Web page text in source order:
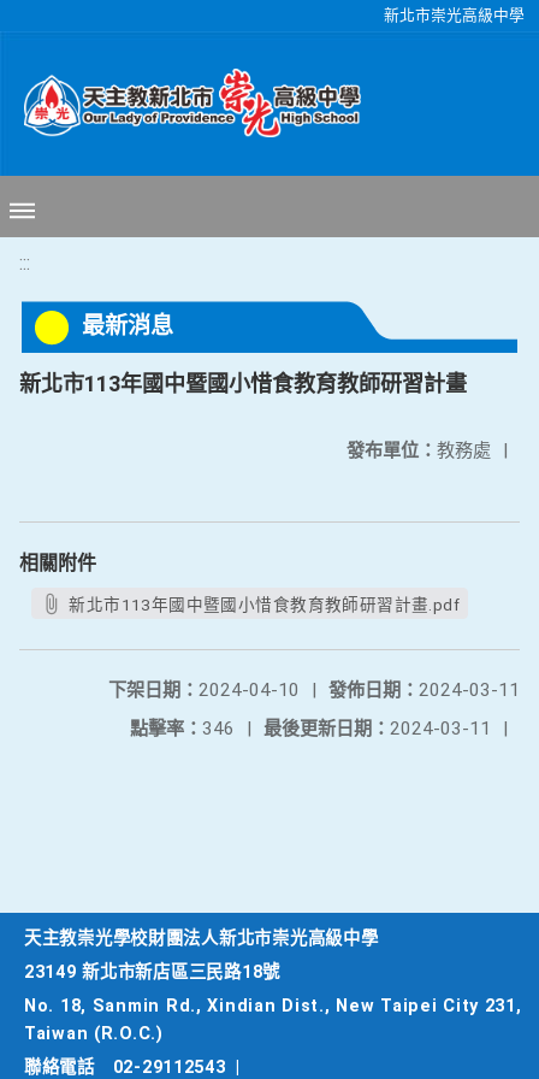
新北市崇光高級中學
:::
最新消息
新北市113年國中暨國小惜食教育教師研習計畫
發布單位： 教務處 |
相關附件
新北市113年國中暨國小惜食教育教師研習計畫.pdf
發佈日期： 2024-03-11
下架日期： 2024-04-10
|
最後更新日期： 2024-03-11 |
點擊率： 346 |
天主教崇光學校財團法人新北市崇光高級中學
23149 新北市新店區三民路18號
No. 18, Sanmin Rd., Xindian Dist., New Taipei City 231,
Taiwan (R.O.C.)
聯絡電話
02-29112543